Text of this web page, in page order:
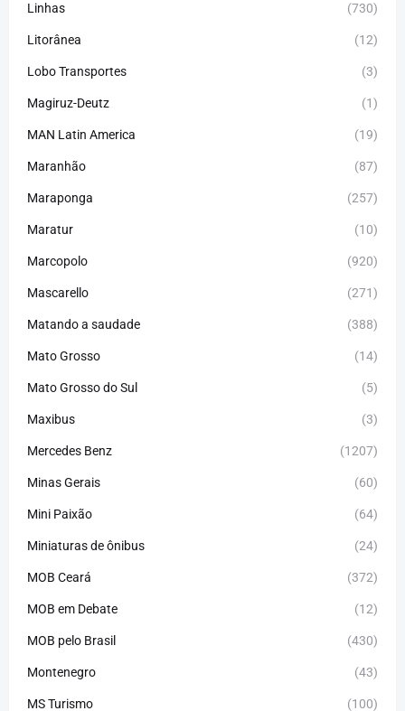
Linhas (730)
Litorânea (12)
Lobo Transportes (3)
Magiruz-Deutz (1)
MAN Latin America (19)
Maranhão (87)
Maraponga (257)
Maratur (10)
Marcopolo (920)
Mascarello (271)
Matando a saudade (388)
Mato Grosso (14)
Mato Grosso do Sul (5)
Maxibus (3)
Mercedes Benz (1207)
Minas Gerais (60)
Mini Paixão (64)
Miniaturas de ônibus (24)
MOB Ceará (372)
MOB em Debate (12)
MOB pelo Brasil (430)
Montenegro (43)
MS Turismo (100)